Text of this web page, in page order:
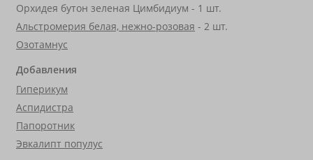
Орхидея бутон зеленая Цимбидиум - 1 шт.
Альстромерия белая, нежно-розовая - 2 шт.
Озотамнус
Добавления
Гиперикум
Аспидистра
Папоротник
Эвкалипт популус